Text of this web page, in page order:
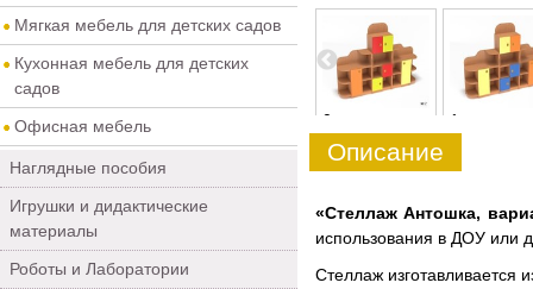
Мягкая мебель для детских садов
Кухонная мебель для детских
садов
Офисная мебель
Наглядные пособия
Игрушки и дидактические
материалы
Роботы и Лаборатории
4 0 1
Описание
«Стеллаж Антошка,
использования в ДОУ или
Стеллаж изготавливается